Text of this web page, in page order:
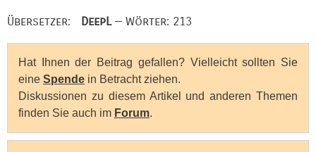
Übersetzer: DeepL— Wörter: 213
Hat Ihnen der Beitrag gefallen? Vielleicht sollten Sie
eine Spende in Betracht ziehen.
Diskussionen zu diesem Artikel und anderen Themen
finden Sie auch im Forum.